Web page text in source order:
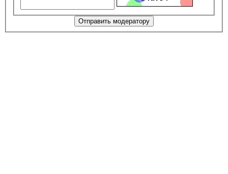
Отправить модератору